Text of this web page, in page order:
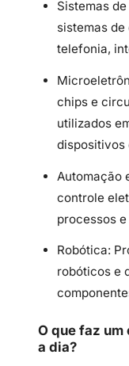
Sistemas
sistemas
telefonia,
chips e
utilizados
dispositivos
Automação
controle
processos
Robótica:
robóticos e
O que faz
a dia?